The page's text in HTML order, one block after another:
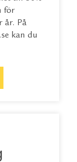
för
år. På
kan du